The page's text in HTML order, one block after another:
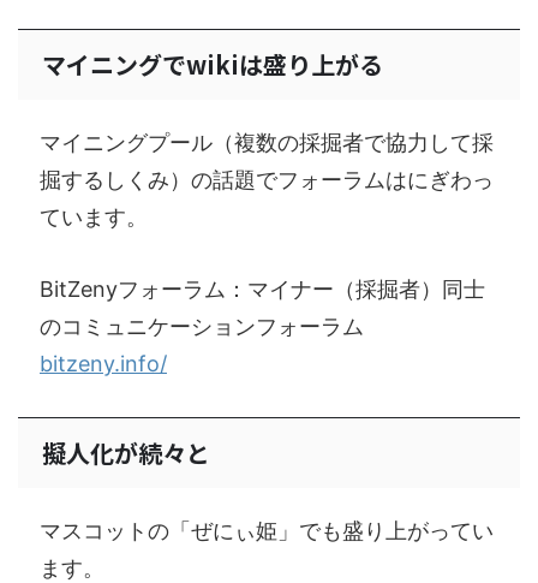
マイニングでwikiは盛り上がる
マイニングプール（複数の採掘者で協力して採
掘するしくみ）の話題でフォーラムはにぎわっ
ています。
BitZenyフォーラム：マイナー（採掘者）同士
のコミュニケーションフォーラム
bitzeny.info/
擬人化が続々と
マスコットの「ぜにぃ姫」でも盛り上がってい
ます。